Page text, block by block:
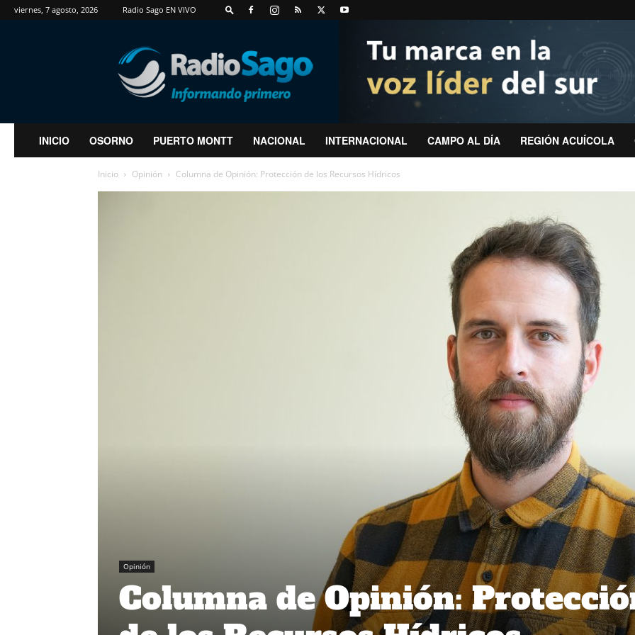
viernes, 7 agosto, 2026 Radio Sago EN VIVO
RadioSago
INICIO OSORNO PUERTO MONTT NACIONAL INTERNACIONAL CAMPO AL DÍA REGIÓN ACUÍCOLA
Inicio Opinión Columna de Opinión: Protección de los Recursos Hídricos
Opinión
Columna de Opinión: